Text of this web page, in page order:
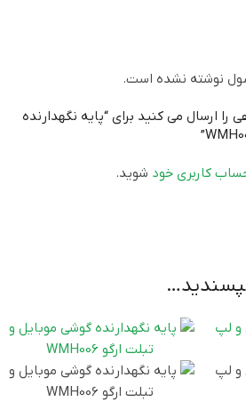
نوشته نشده است.
را ارسال می کنید برای “پایه نگهدارنده
کاربری خود شوید.